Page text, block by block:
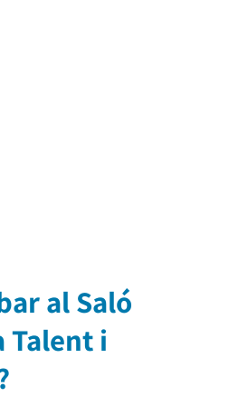
al Saló
Talent i